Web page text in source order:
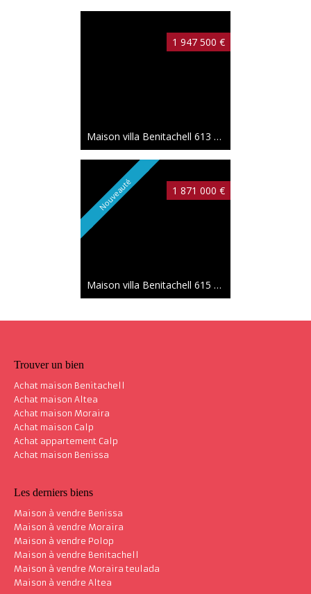
1 947 500 €
Maison villa Benitachell 613 m²
Nouveauté 1 871 000 €
Maison villa Benitachell 615 m²
Maison villa Benitachell
Trouver un bien
Achat maison Benitachell
Achat maison Altea
Achat maison Moraira
Achat maison Calp
Achat appartement Calp
Achat maison Benissa
Les derniers biens
Maison à vendre Benissa
Maison à vendre Moraira
Maison à vendre Polop
Maison à vendre Benitachell
Maison à vendre Moraira teulada
Maison à vendre Altea